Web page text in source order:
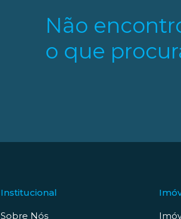
Não
o que
Institucional
Sobre Nós